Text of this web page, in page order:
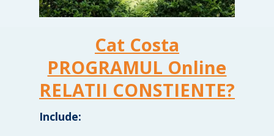
Include:
Cat Costa
PROGRAMUL Online
RELATII CONSTIENTE?